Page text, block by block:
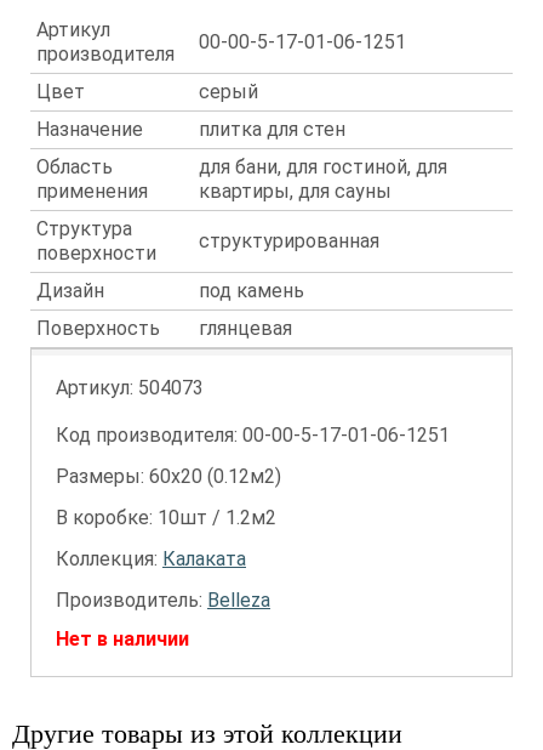
Артикул
производителя
00-00-5-17-01-06-1251
Цвет
серый
Назначение
плитка для стен
Область
применения
для бани, для гостиной, для
квартиры, для сауны
Структура
поверхности
структурированная
Дизайн
под камень
Поверхность
глянцевая
Артикул: 504073
Код производителя: 00-00-5-17-01-06-1251
Размеры: 60х20 (0.12м2)
В коробке: 10шт / 1.2м2
Коллекция: Калаката
Производитель: Belleza
Нет в наличии
Другие товары из этой коллекции